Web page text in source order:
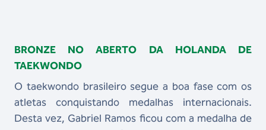
BRONZE NO ABERTO DA HOLANDA DE
TAEKWONDO
O taekwondo brasileiro segue a boa fase com os
atletas conquistando medalhas internacionais.
Desta vez, Gabriel Ramos ficou com a medalha de